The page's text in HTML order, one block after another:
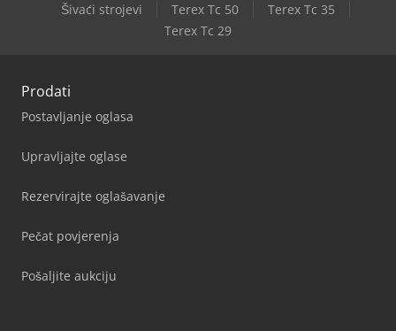
Šivaći strojevi
Terex Tc 50
Terex Tc 35
Terex Tc 29
Prodati
Postavljanje oglasa
Upravljajte oglase
Rezervirajte oglašavanje
Pečat povjerenja
Pošaljite aukciju